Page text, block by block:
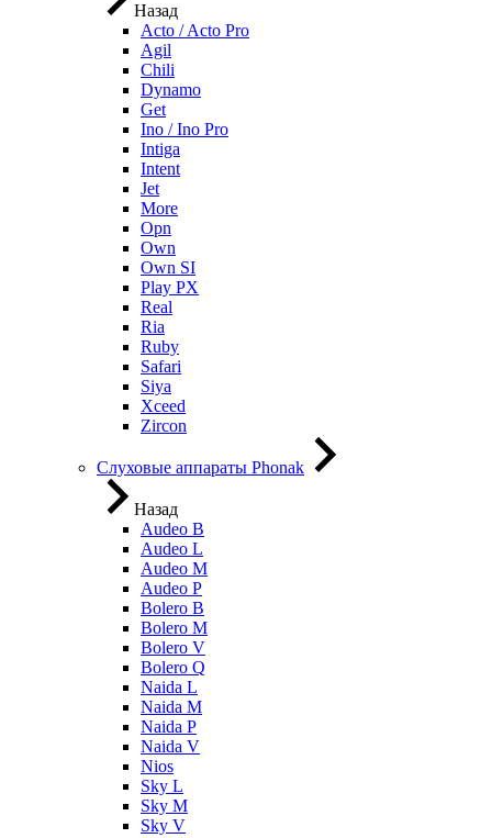
Назад
Acto / Acto Pro
Agil
Chili
Dynamo
Get
Ino / Ino Pro
Intiga
Intent
Jet
More
Opn
Own
Own SI
Play PX
Real
Ria
Ruby
Safari
Siya
Xceed
Zircon
Слуховые аппараты Phonak
Назад
Audeo B
Audeo L
Audeo М
Audeo P
Bolero B
Bolero M
Bolero V
Bolero Q
Naida L
Naida M
Naida P
Naida V
Nios
Sky L
Sky M
Sky V